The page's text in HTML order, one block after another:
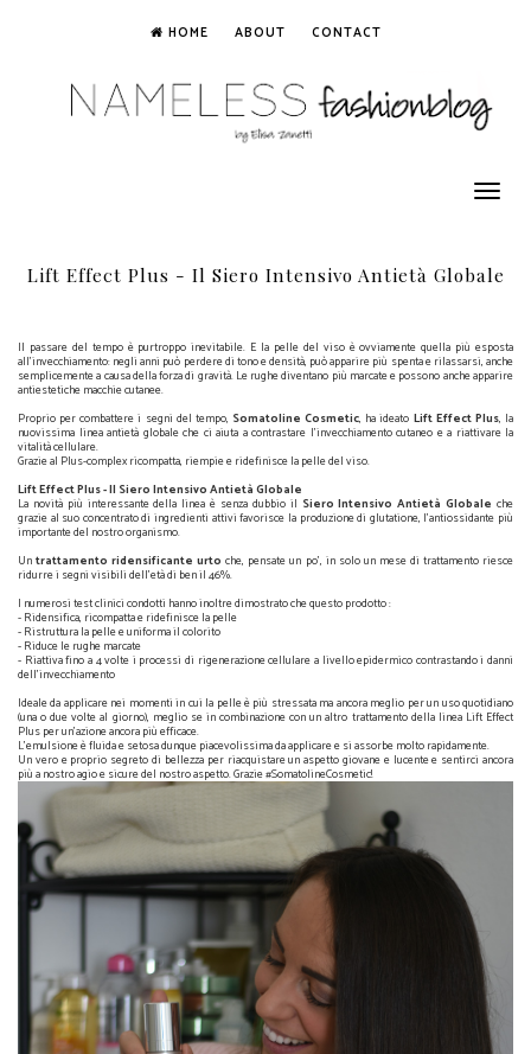
HOME ABOUT CONTACT
Toggle
navigation
Lift Effect Plus - Il Siero Intensivo Antietà Globale
Il passare del tempo è purtroppo inevitabile. E la pelle del viso è ovviamente quella più esposta
all'invecchiamento: negli anni può perdere di tono e densità, può apparire più spenta e rilassarsi, anche
semplicemente a causa della forza di gravità. Le rughe diventano più marcate e possono anche apparire
antiestetiche macchie cutanee.
Proprio per combattere i segni del tempo, Somatoline Cosmetic, ha ideato Lift Effect Plus, la
nuovissima linea antietà globale che ci aiuta a contrastare l'invecchiamento cutaneo e a riattivare la
vitalità cellulare.
Grazie al Plus-complex ricompatta, riempie e ridefinisce la pelle del viso.
Lift Effect Plus - Il Siero Intensivo Antietà Globale
La novità più interessante della linea è senza dubbio il Siero Intensivo Antietà Globale che
grazie al suo concentrato di ingredienti attivi favorisce la produzione di glutatione, l’antiossidante più
importante del nostro organismo.
Untrattamento ridensificante urto che, pensate un po', in solo un mese di trattamento riesce
ridurre i segni visibili dell'età di ben il 46%.
I numerosi test clinici condotti hanno inoltre dimostrato che questo prodotto :
- Ridensifica, ricompatta e ridefinisce la pelle
- Ristruttura la pelle e uniforma il colorito
- Riduce le rughe marcate
- Riattiva fino a 4 volte i processi di rigenerazione cellulare a livello epidermico contrastando i danni
dell’invecchiamento
Ideale da applicare nei momenti in cui la pelle è più stressata ma ancora meglio per un uso quotidiano
(una o due volte al giorno), meglio se in combinazione con un altro trattamento della linea Lift Effect
Plus per un’azione ancora più efficace.
L'emulsione è fluida e setosa dunque piacevolissima da applicare e si assorbe molto rapidamente.
Un vero e proprio segreto di bellezza per riacquistare un aspetto giovane e lucente e sentirci ancora
più a nostro agio e sicure del nostro aspetto. Grazie #SomatolineCosmetic!